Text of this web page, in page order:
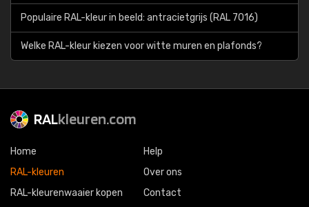
Populaire RAL-kleur in beeld: antracietgrijs (RAL 7016)
Welke RAL-kleur kiezen voor witte muren en plafonds?
RALkleuren.com
Home
RAL-kleuren
RAL-kleurenwaaier kopen
Help
Over ons
Contact